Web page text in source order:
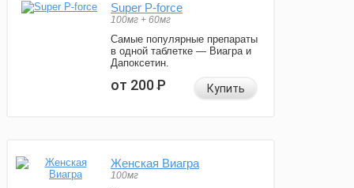
Super P-force
100мг + 60мг
Самые популярные препараты
в одной таблетке — Виагра и
Дапоксетин.
от 200Р Купить
Женская Виагра
100мг